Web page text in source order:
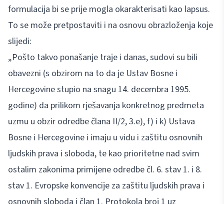
formulacija bi se prije mogla okarakterisati kao lapsus.
To se može pretpostaviti i na osnovu obrazloženja koje
slijedi:
„Pošto takvo ponašanje traje i danas, sudovi su bili
obavezni (s obzirom na to da je Ustav Bosne i
Hercegovine stupio na snagu 14. decembra 1995.
godine) da prilikom rješavanja konkretnog predmeta
uzmu u obzir odredbe člana II/2, 3.e), f) i k) Ustava
Bosne i Hercegovine i imaju u vidu i zaštitu osnovnih
ljudskih prava i sloboda, te kao prioritetne nad svim
ostalim zakonima primijene odredbe čl. 6. stav 1. i 8.
stav 1. Evropske konvencije za zaštitu ljudskih prava i